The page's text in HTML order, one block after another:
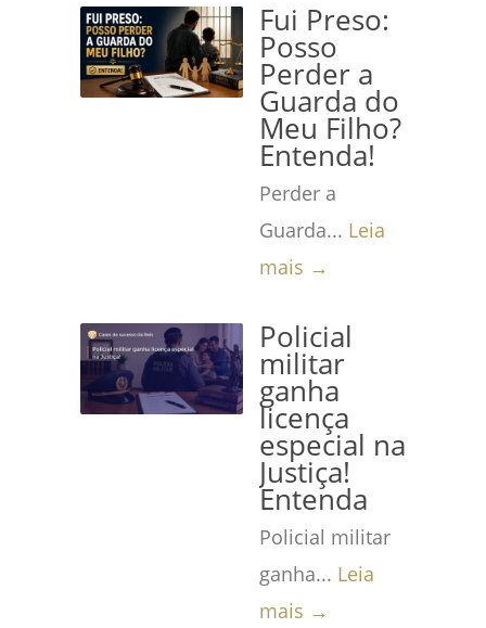
Fui Preso:
Posso
Perder a
Guarda do
Meu Filho?
Entenda!
Perder a
Guarda... Leia
mais →
Policial
militar
ganha
licença
especial na
Justiça!
Entenda
Policial militar
ganha... Leia
mais →